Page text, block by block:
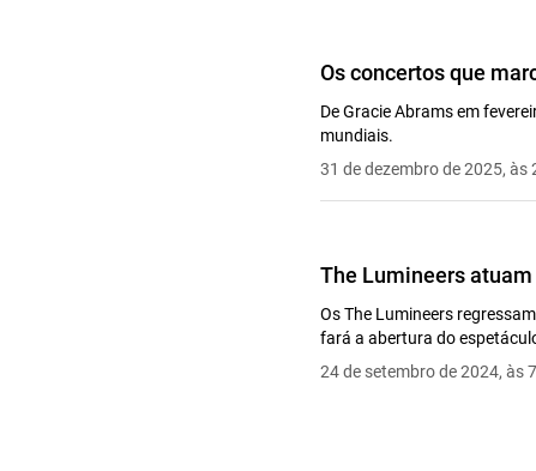
Os concertos que
De Gracie Abrams em
mundiais.
31 de dezembro de 2025, às
The Lumineers
Os The Lumineers
fará a abertura do
24 de setembro de 2024, às